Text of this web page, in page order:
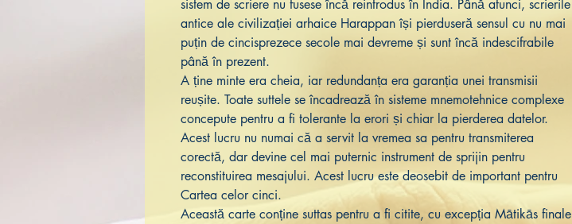
sistem de scriere nu fusese încă reintrodus în India. Până atunci, scrierile
antice ale civilizației arhaice Harappan își pierduseră sensul cu nu mai
puțin de cincisprezece secole mai devreme și sunt încă indescifrabile
până în prezent.
A ține minte era cheia, iar redundanța era garanția unei transmisii
reușite. Toate suttele se încadrează în sisteme mnemotehnice complexe
concepute pentru a fi tolerante la erori și chiar la pierderea datelor.
Acest lucru nu numai că a servit la vremea sa pentru transmiterea
corectă, dar devine cel mai puternic instrument de sprijin pentru
reconstituirea mesajului. Acest lucru este deosebit de important pentru
Cartea celor cinci.
Această carte conține suttas pentru a fi citite, cu excepția Mātikās finale